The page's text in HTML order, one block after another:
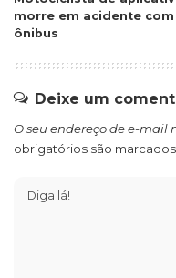
morre em acidente com
ônibus
Deixe um
O seu endereço de e-mail
obrigatórios são